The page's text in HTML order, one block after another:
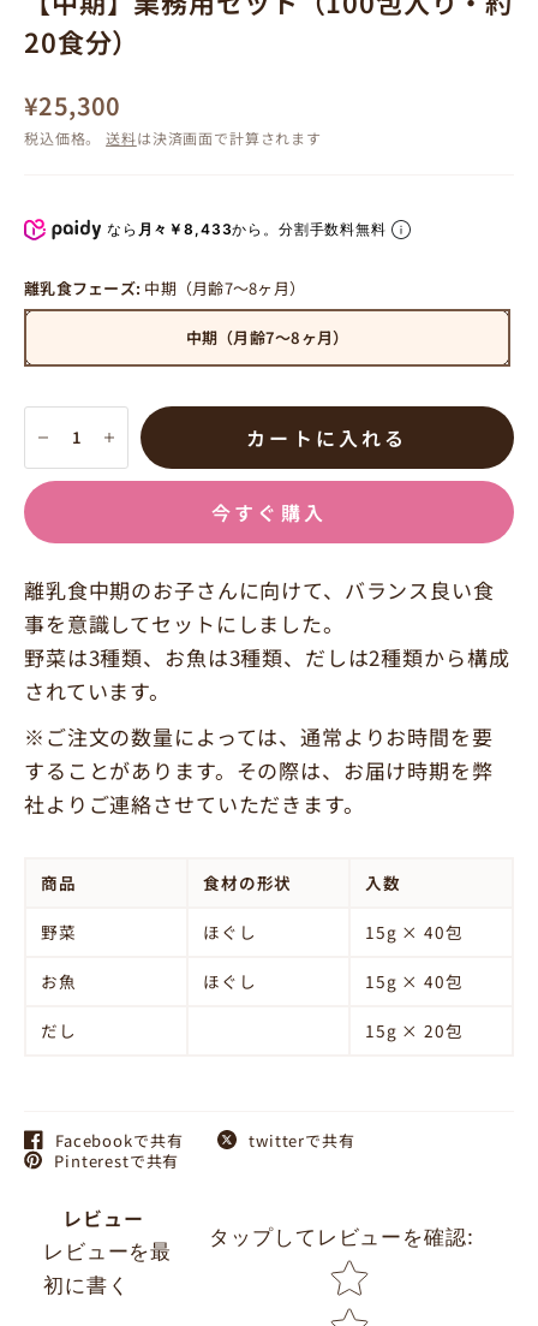
20食分）
¥25,300
税込価格。送料は決済画面で計算されます
なら 月々￥8,433から。分割手数料無料
離乳食フェーズ: 中期（月齢7〜8ヶ月）
中期（月齢7〜8ヶ月）
カートに入れる
今すぐ購入
離乳食中期のお子さんに向けて、バランス良い食
事を意識してセットにしました。
野菜は3種類、お魚は3種類、だしは2種類から構成
されています。
※ご注文の数量によっては、通常よりお時間を要
することがあります。その際は、お届け時期を弊
社よりご連絡させていただきます。
商品 食材の形状 入数
野菜 ほぐし 15g × 40包
お魚 ほぐし 15g × 40包
だし 15g × 20包
Facebookで共有
twitterで共有
Pinterestで共有
レビュー
レビューを最
初に書く
タップしてレビューを確認:
Star rating